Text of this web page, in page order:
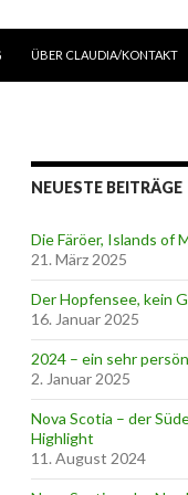
ÜBER CLAUDIA/KONTAKT
NEUESTE BEITRÄGE
Die Färöer, Islands of
21. März 2025
Der Hopfensee, kein
16. Januar 2025
2024 – ein sehr
2. Januar 2025
Nova Scotia – der
Highlight
11. August 2024